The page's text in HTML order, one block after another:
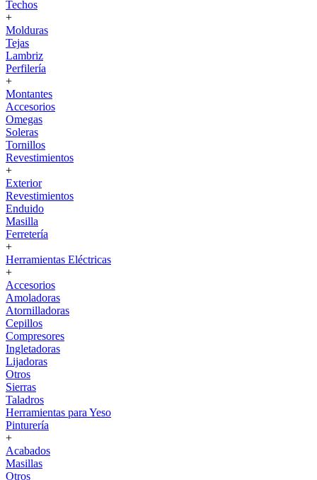
Techos
+
Molduras
Tejas
Lambriz
Perfilería
+
Montantes
Accesorios
Omegas
Soleras
Tornillos
Revestimientos
+
Exterior
Revestimientos
Enduido
Masilla
Ferretería
+
Herramientas Eléctricas
+
Accesorios
Amoladoras
Atornilladoras
Cepillos
Compresores
Ingletadoras
Lijadoras
Otros
Sierras
Taladros
Herramientas para Yeso
Pinturería
+
Acabados
Masillas
Otros